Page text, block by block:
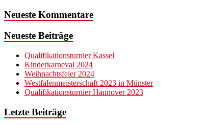
Neueste Kommentare
Neueste Beiträge
Qualifikationsturnier Kassel
Kinderkarneval 2024
Weihnachtsfeier 2024
Westfalenmeisterschaft 2023 in Münster
Qualifikationsturnier Hannover 2023
Letzte Beiträge